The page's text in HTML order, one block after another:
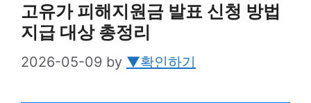
고유가 피해지원금 발표 신청 방법
지급 대상 총정리
2026-05-09 by ▼확인하기